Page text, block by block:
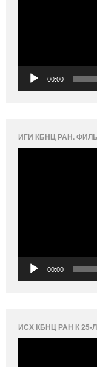
00:00
ИГИ КБНЦ РАН.
00:00
ИСХ КБНЦ РАН К